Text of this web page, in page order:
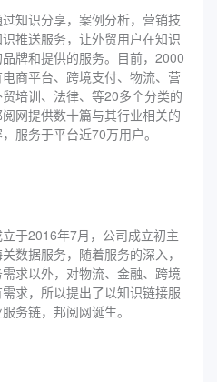
知识分享，案例分析，营销技
推送服务，让外贸用户在知识
牌和提供的服务。目前，2000
商平台、跨境支付、物流、营
培训、法律、等20多个分类的
网提供数十篇与其行业相关的
服务于平台近70万用户。
于2016年7月，公司成立初主
数据服务，随着服务的深入，
求以外，对物流、金融、跨境
求，所以提出了以知识链接服
务链，邦阅网诞生。